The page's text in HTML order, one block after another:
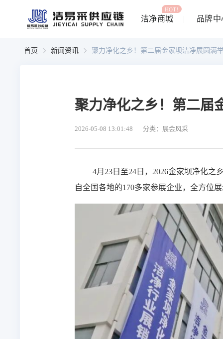
洁净商城
HOT!
品牌中
首页 新闻资讯 聚力净化之乡！第二届金家坝洁净展圆满
聚力净化之乡！第二届
2026-05-08 13:01:48 分类：展会风采
4月23日至24日，2026金家坝净化之
自全国各地的170多家参展企业，全方位